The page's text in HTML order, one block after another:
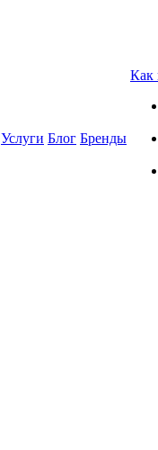
Услуги Блог Бренды
Как